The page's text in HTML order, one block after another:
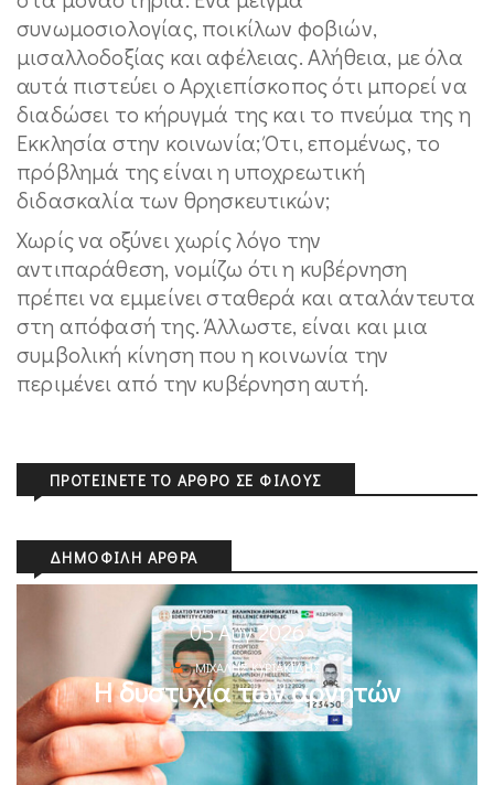
συνωμοσιολογίας, ποικίλων φοβιών,
μισαλλοδοξίας και αφέλειας. Αλήθεια, με όλα
αυτά πιστεύει ο Αρχιεπίσκοπος ότι μπορεί να
διαδώσει το κήρυγμά της και το πνεύμα της η
Εκκλησία στην κοινωνία; Ότι, επομένως, το
πρόβλημά της είναι η υποχρεωτική
διδασκαλία των θρησκευτικών;
Χωρίς να οξύνει χωρίς λόγο την
αντιπαράθεση, νομίζω ότι η κυβέρνηση
πρέπει να εμμείνει σταθερά και αταλάντευτα
στη απόφασή της. Άλλωστε, είναι και μια
συμβολική κίνηση που η κοινωνία την
περιμένει από την κυβέρνηση αυτή.
ΠΡΟΤΕΊΝΕΤΕ ΤΟ ΆΡΘΡΟ ΣΕ ΦΊΛΟΥΣ
ΔΗΜΟΦΙΛΉ ΆΡΘΡΑ
05 Αυγ 2026
ΜΙΧΆΛΗΣ ΚΥΡΙΑΚΊΔΗΣ
Η δυστυχία των αρνητών